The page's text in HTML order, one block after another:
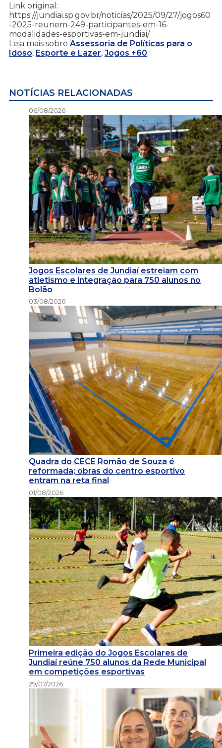
Link original:
https://jundiai.sp.gov.br/noticias/2025/09/27/jogos60
-2025-reunem-249-participantes-em-16-
modalidades-esportivas-em-jundiai/
Leia mais sobre Assessoria de Políticas para o
Idoso, Esporte e Lazer, Jogos +60
NOTÍCIAS RELACIONADAS
06/08/2026
Jogos Escolares de Jundiaí estreiam com
atletismo e integração para 750 alunos no
Bolão
03/08/2026
Quadra do CECE Romão de Souza é
reformada; obras do centro esportivo
entram na reta final
01/08/2026
Primeira edição do Jogos Escolares de
Jundiaí reúne 750 alunos da Rede Municipal
em competições esportivas
29/07/2026